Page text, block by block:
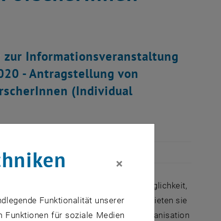
zur Informationsveranstaltung
- Antragstellung von
(Individual
den Instituten der TU Wien die Möglichkeit,
zu gewinnen. Zugleich bieten sie
an eine ausländische Gastorganisation
×
Funktionalität unserer
Funktionen für soziale Medien